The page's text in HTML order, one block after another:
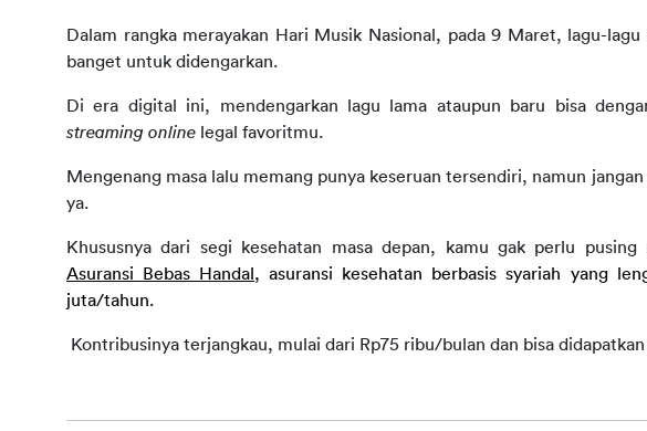
Dalam rangka merayakan Hari Musik Nasional, pada 9 Maret, lagu-
banget untuk didengarkan.
Di era digital ini, mendengarkan lagu lama ataupun baru bisa
streaming online legal favoritmu.
Mengenang masa lalu memang punya keseruan tersendiri, namun
ya.
Asuransi Bebas Handal , asuransi kesehatan berbasis syariah yang
juta/tahun.
Kontribusinya terjangkau, mulai dari Rp75 ribu/bulan dan bisa didapatkan